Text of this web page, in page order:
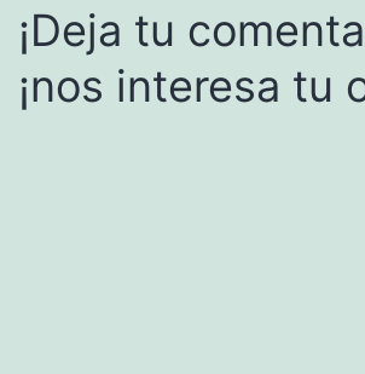
¡Deja tu
¡nos interesa tu